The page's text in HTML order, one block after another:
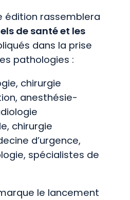
édition rassemblera
de santé et les
dans la prise
pathologies :
chirurgie
anesthésie-
chirurgie
d’urgence,
spécialistes de
le lancement